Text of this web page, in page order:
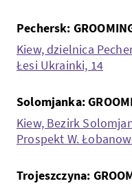
Pechersk:
Kiew, dzielnica
Łesi Ukrainki, 14
Solomjanka:
Kiew, Bezirk
Prospekt W.
Trojeszczyna: